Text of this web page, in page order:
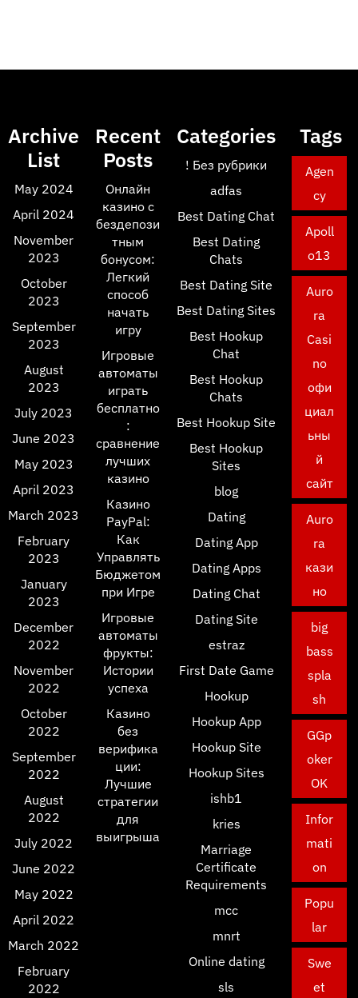
Archive
List
May 2024
April 2024
November
2023
October
2023
September
2023
August
2023
July 2023
June 2023
May 2023
April 2023
March 2023
February
2023
January
2023
December
2022
November
2022
October
2022
September
2022
August
2022
July 2022
June 2022
May 2022
April 2022
March 2022
February
2022
Recent
Posts
Онлайн
казино с
бездепози
тным
бонусом:
Легкий
способ
начать
игру
Игровые
автоматы
играть
бесплатно
:
сравнение
лучших
казино
Казино
PayPal:
Как
Управлять
Бюджетом
при Игре
Игровые
автоматы
фрукты:
Истории
успеха
Казино
без
верифика
ции:
Лучшие
стратегии
для
выигрыша
Categories
! Без рубрики
adfas
Best Dating Chat
Best Dating
Chats
Best Dating Site
Best Dating Sites
Best Hookup
Chat
Best Hookup
Chats
Best Hookup Site
Best Hookup
Sites
blog
Dating
Dating App
Dating Apps
Dating Chat
Dating Site
estraz
First Date Game
Hookup
Hookup App
Hookup Site
Hookup Sites
ishb1
kries
Marriage
Certificate
Requirements
mcc
mnrt
Online dating
sls
Tags
Agen
cy
Apoll
o13
Auro
ra
Casi
no
офи
циал
ьны
й
сайт
Auro
ra
кази
но
big
bass
spla
sh
GGp
oker
OK
Infor
mati
on
Popu
lar
Swe
et